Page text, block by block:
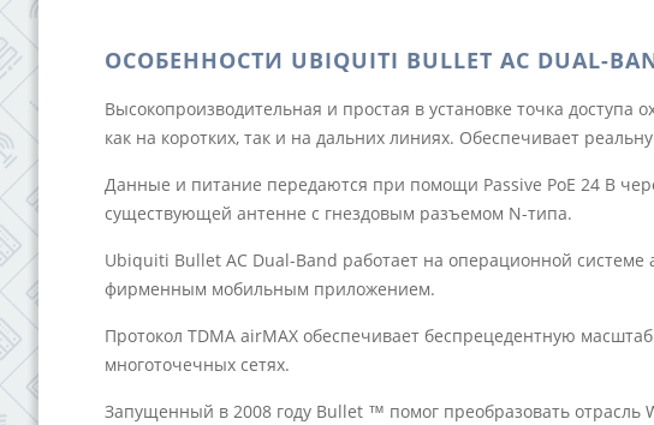
ОСОБЕННОСТИ UBIQUITI BULLET AC DUAL-
Высокопроизводительная и простая в установке точка
как на коротких, так и на дальних линиях. Обеспечивает
Данные и питание передаются при помощи Passive PoE 24 В
существующей антенне с гнездовым разъемом N-типа.
Ubiquiti Bullet AC Dual-Band работает на операционной
фирменным мобильным приложением.
Протокол TDMA airMAX обеспечивает беспрецедентную
многоточечных сетях.
Запущенный в 2008 году Bullet ™ помог преобразовать отрасль